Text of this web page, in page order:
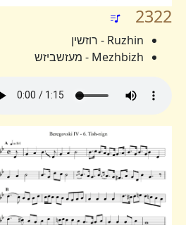
2322
Ruzhin - רוזשין
Mezhbizh - מעזשביזש